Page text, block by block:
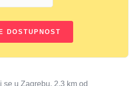
u Zagrebu, 2,3 km od